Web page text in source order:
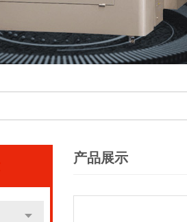
产品展示